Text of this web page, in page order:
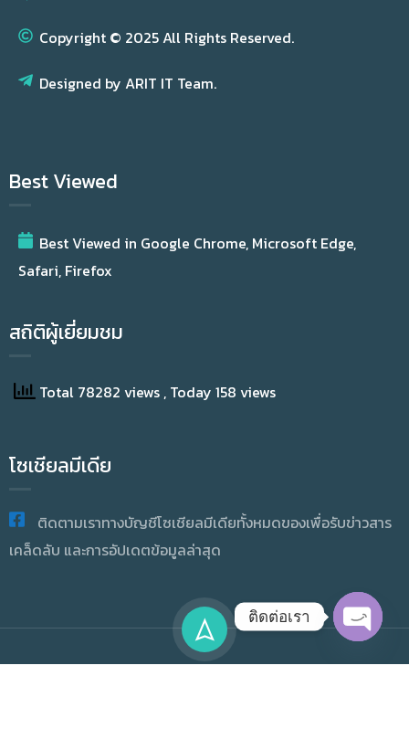
Copyright © 2025 All Rights Reserved.
Designed by ARIT IT Team.
Best Viewed
Best Viewed in Google Chrome, Microsoft Edge,
Safari, Firefox
สถิติผู้เยี่ยมชม
Total 78282 views , Today 158 views
โซเชียลมีเดีย
ติดตามเราทางบัญชีโซเชียลมีเดียทั้งหมดของเพื่อรับข่าวสาร
เคล็ดลับ และการอัปเดตข้อมูลล่าสุด
ติดต่อเรา